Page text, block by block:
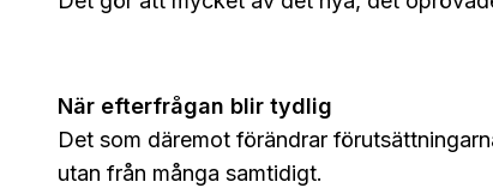
När efterfrågan blir tydlig
Det som däremot förändrar
utan från många samtidigt.